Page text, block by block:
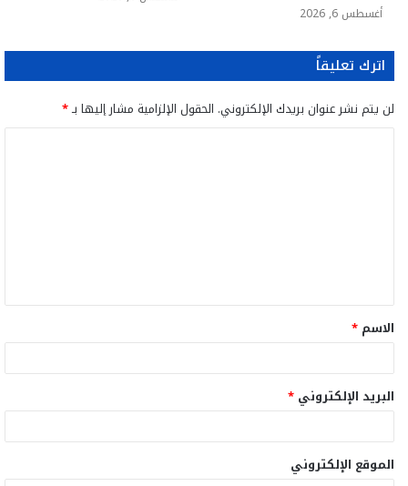
أغسطس 6, 2026
اترك تعليقاً
لن يتم نشر عنوان بريدك الإلكتروني. الحقول الإلزامية مشار إليها بـ*
ق
*
الاسم *
البريد الإلكتروني *
الموقع الإلكتروني